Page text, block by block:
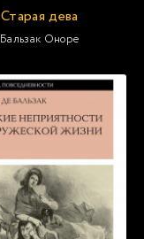
Старая дева
Бальзак Оноре